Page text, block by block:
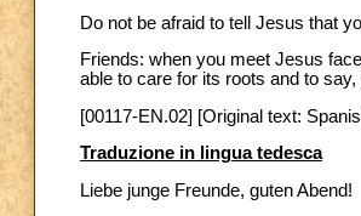
Do not be afraid to tell Jesus that
Friends: when you meet Jesus
able to care for its roots and to
[00117-EN.02] [Original text:
Traduzione in lingua tedesca
Liebe junge Freunde, guten Abend!